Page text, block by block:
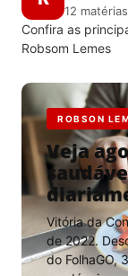
12
Confira as
Robsom Lemes
ROBSON
Veja
Vitória da
de 2022.
do FolhaGO,